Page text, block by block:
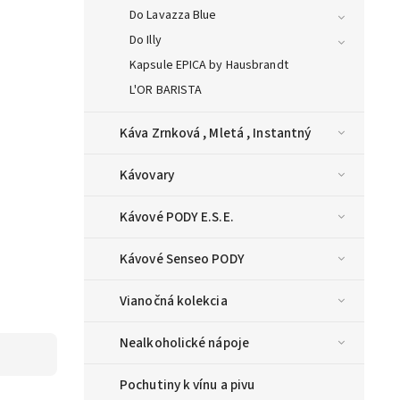
Do Lavazza Blue
Do Illy
Kapsule EPICA by Hausbrandt
L'OR BARISTA
Káva Zrnková , Mletá , Instantný
Kávovary
Kávové PODY E.S.E.
Kávové Senseo PODY
Vianočná kolekcia
Nealkoholické nápoje
Pochutiny k vínu a pivu